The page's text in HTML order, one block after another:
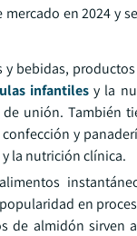
en 2024 y
bebidas,
infantilesy la
unión. También
y
la nutrición clínica.
en
de almidón sirven